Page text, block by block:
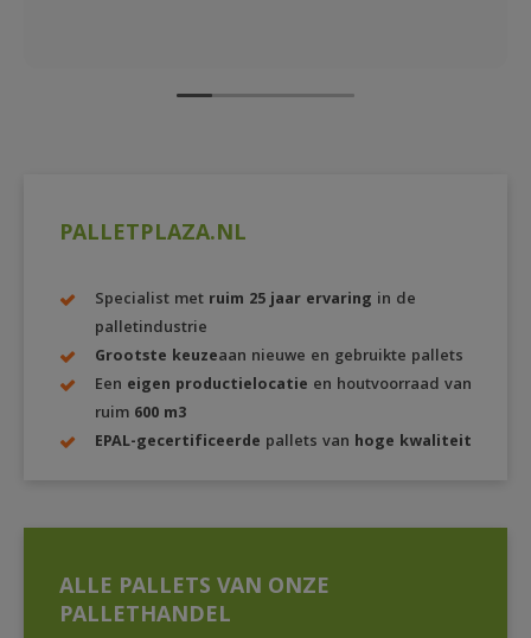
PALLETPLAZA.NL
Specialist met ruim 25 jaar ervaring in de
palletindustrie
Grootste keuzeaan nieuwe en gebruikte pallets
Een eigen productielocatie en houtvoorraad van
ruim 600 m3
EPAL-gecertificeerde pallets van hoge kwaliteit
ALLE PALLETS VAN ONZE
PALLETHANDEL